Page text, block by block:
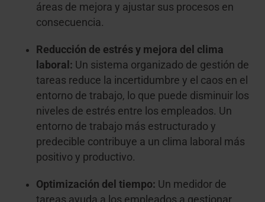
áreas de mejora y ajustar sus procesos en
consecuencia.
Reducción de estrés y mejora del clima
laboral: Un sistema organizado de gestión de
tareas reduce la incertidumbre y el caos en el
entorno de trabajo, lo que puede disminuir los
niveles de estrés entre los empleados. Un
entorno de trabajo más estructurado y
predecible contribuye a un clima laboral más
positivo y productivo.
Optimización del tiempo: Un medidor de
tareas ayuda a los empleados a gestionar